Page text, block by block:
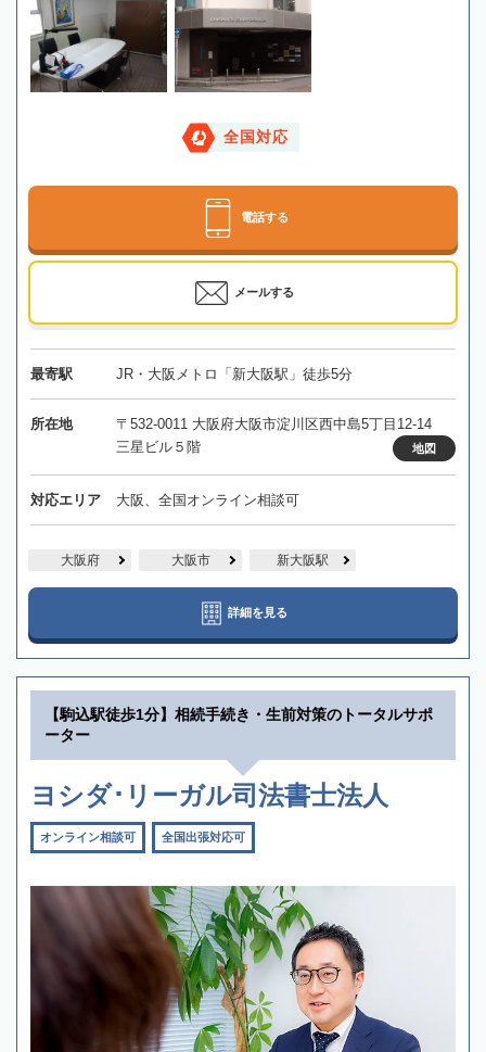
全国対応
電話する
メールする
最寄駅 JR・大阪メトロ「新大阪駅」徒歩5分
所在地
〒532-0011 大阪府大阪市淀川区西中島5丁目12-14
三星ビル５階
地図
対応エリア 大阪、全国オンライン相談可
大阪府 大阪市 新大阪駅
詳細を見る
【駒込駅徒歩1分】相続手続き・生前対策のトータルサポ
ーター
ヨシダ･リーガル司法書士法人
オンライン相談可 全国出張対応可